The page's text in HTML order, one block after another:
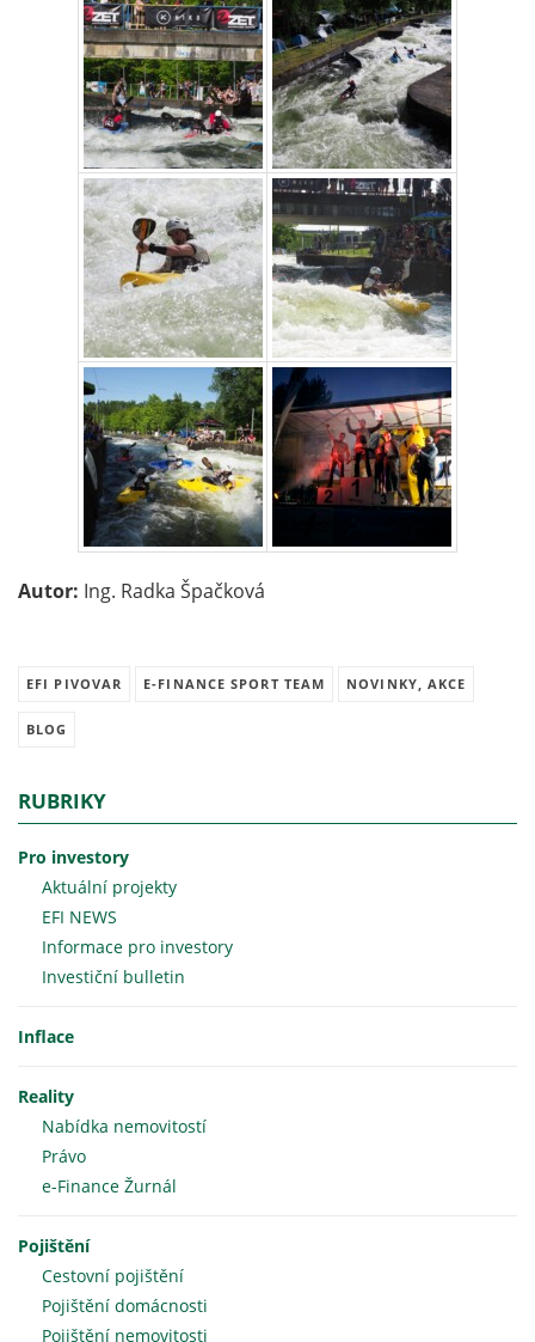
Autor: Ing. Radka Špačková
EFI PIVOVAR E-FINANCE SPORT TEAM NOVINKY, AKCE
BLOG
RUBRIKY
Pro investory
Aktuální projekty
EFI NEWS
Informace pro investory
Investiční bulletin
Inflace
Reality
Nabídka nemovitostí
Právo
e-Finance Žurnál
Pojištění
Cestovní pojištění
Pojištění domácnosti
Pojištění nemovitosti